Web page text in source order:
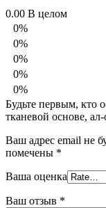
0.00 В целом
0%
0%
0%
0%
0%
Будьте первым, кто
тканевой основе,
Ваш адрес email не
помечены *
Ваша оценка
Ваш отзыв *